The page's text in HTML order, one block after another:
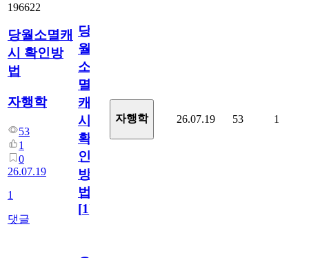
196622
당월소멸캐
시 확인방
법
자행학
53
1
0
26.07.19
1
댓글
당
월
소
멸
캐
시
확
인
방
법
[1]
자행학 26.07.19 53 1